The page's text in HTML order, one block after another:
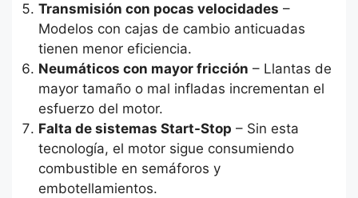
Transmisión con pocas velocidades –
Modelos con cajas de cambio anticuadas
tienen menor eficiencia.
Neumáticos con mayor fricción – Llantas de
mayor tamaño o mal infladas incrementan el
esfuerzo del motor.
Falta de sistemas Start-Stop – Sin esta
tecnología, el motor sigue consumiendo
combustible en semáforos y
embotellamientos.